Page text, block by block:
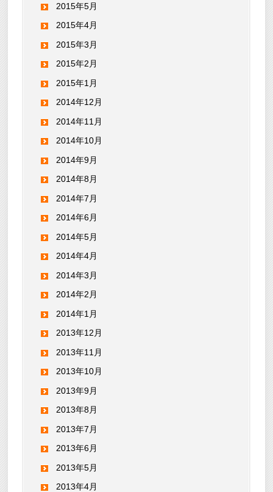
2015年5月
2015年4月
2015年3月
2015年2月
2015年1月
2014年12月
2014年11月
2014年10月
2014年9月
2014年8月
2014年7月
2014年6月
2014年5月
2014年4月
2014年3月
2014年2月
2014年1月
2013年12月
2013年11月
2013年10月
2013年9月
2013年8月
2013年7月
2013年6月
2013年5月
2013年4月